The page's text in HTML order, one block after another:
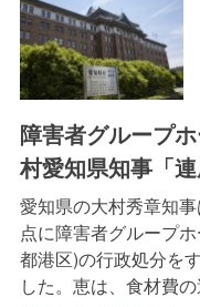
障害者グループ
村愛知県知事「
愛知県の大村秀章知
点に障害者グループ
都港区)の行政処分を
した。恵は、食材費